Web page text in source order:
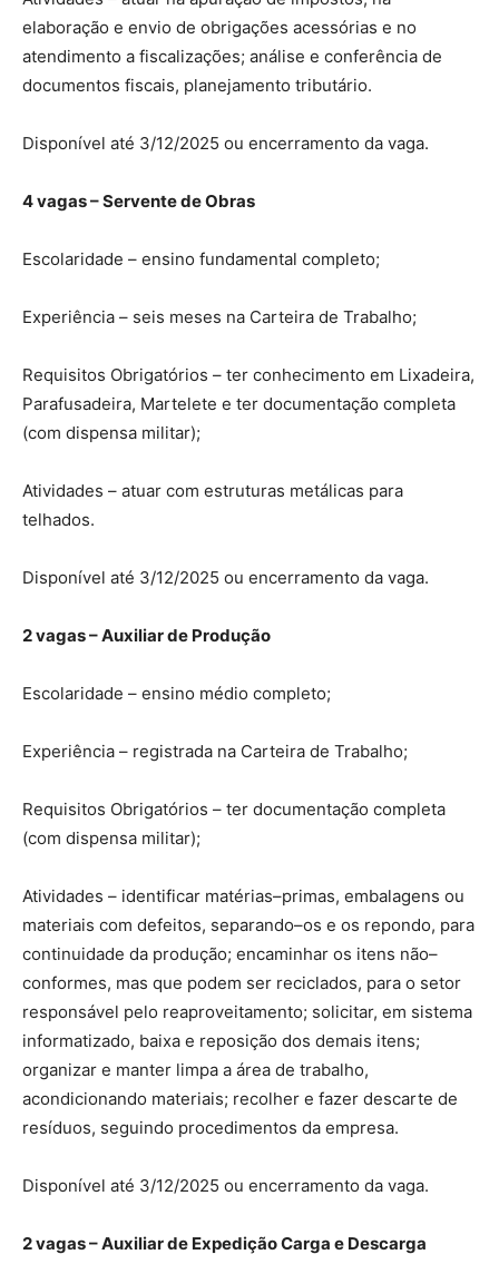
elaboração e envio de obrigações acessórias e no
atendimento a fiscalizações; análise e conferência de
documentos fiscais, planejamento tributário.
Disponível até 3/12/2025 ou encerramento da vaga.
4 vagas – Servente de Obras
Escolaridade – ensino fundamental completo;
Experiência – seis meses na Carteira de Trabalho;
Requisitos Obrigatórios – ter conhecimento em Lixadeira,
Parafusadeira, Martelete e ter documentação completa
(com dispensa militar);
Atividades – atuar com estruturas metálicas para
telhados.
Disponível até 3/12/2025 ou encerramento da vaga.
2 vagas – Auxiliar de Produção
Escolaridade – ensino médio completo;
Experiência – registrada na Carteira de Trabalho;
Requisitos Obrigatórios – ter documentação completa
(com dispensa militar);
Atividades – identificar matérias–primas, embalagens ou
materiais com defeitos, separando–os e os repondo, para
continuidade da produção; encaminhar os itens não–
conformes, mas que podem ser reciclados, para o setor
responsável pelo reaproveitamento; solicitar, em sistema
informatizado, baixa e reposição dos demais itens;
organizar e manter limpa a área de trabalho,
acondicionando materiais; recolher e fazer descarte de
resíduos, seguindo procedimentos da empresa.
Disponível até 3/12/2025 ou encerramento da vaga.
2 vagas – Auxiliar de Expedição Carga e Descarga